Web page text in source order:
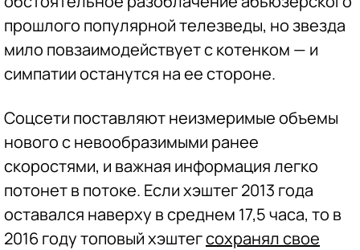
прошлого популярной телезведы, но звезда
мило повзаимодействует с котенком — и
симпатии останутся на ее стороне.
Соцсети поставляют неизмеримые объемы
нового с невообразимыми ранее
скоростями, и важная информация легко
потонет в потоке. Если хэштег 2013 года
оставался наверху в среднем 17,5 часа, то в
2016 году топовый хэштегсохранял свое